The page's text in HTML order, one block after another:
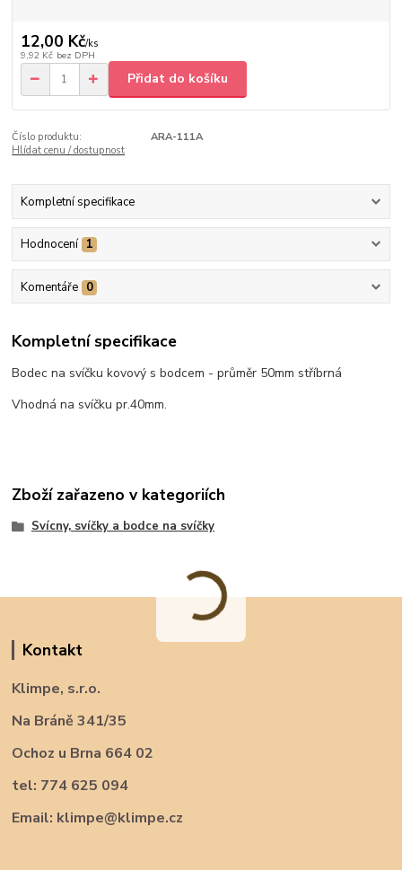
12,00 Kč/ks
9,92 Kč bez DPH
Přidat do košíku
Číslo produktu:
ARA-111A
Hlídat cenu / dostupnost
Kompletní specifikace
Hodnocení 1
Komentáře 0
Kompletní specifikace
Bodec na svíčku kovový s bodcem - průměr 50mm stříbrná
Vhodná na svíčku pr.40mm.
Zboží zařazeno v kategoriích
Svícny, svíčky a bodce na svíčky
Kontakt
Klimpe, s.r.o.
Na Bráně 341/35
Ochoz u Brna 664 02
tel: 774 625 094
Email: klimpe@klimpe.cz